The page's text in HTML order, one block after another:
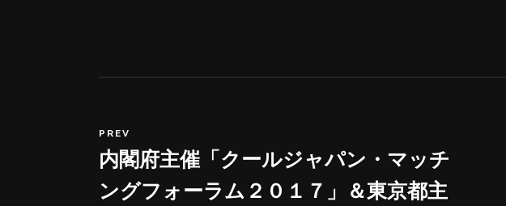
PREV
内閣府主催「クールジャパン・マッチ
ングフォーラム２０１７」＆東京都主